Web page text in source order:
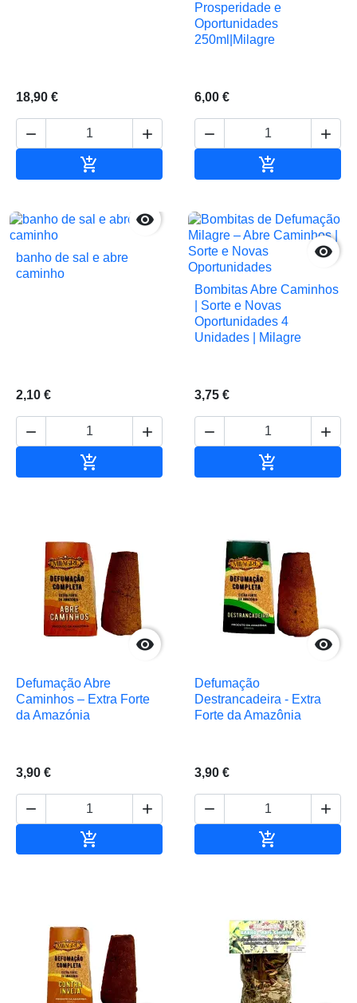
18,90 €
 

Prosperidade e
Oportunidades
250ml|Milagre
6,00 €
 


banho de sal e abre
caminho
2,10 €
 


Bombitas Abre Caminhos
| Sorte e Novas
Oportunidades 4
Unidades | Milagre
3,75 €
 


Defumação Abre
Caminhos – Extra Forte
da Amazónia
3,90 €
 


Defumação
Destrancadeira - Extra
Forte da Amazônia
3,90 €
 
